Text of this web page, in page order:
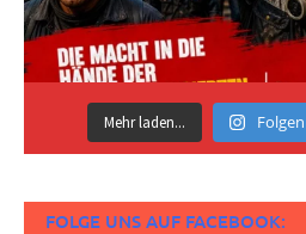
Mehr laden...
FOLGE UNS AUF FACEBOOK: